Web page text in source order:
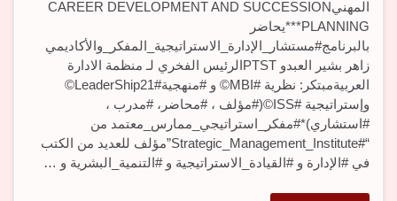
المهنيCAREER DEVELOPMENT AND SUCCESSION
PLANNING***يحاضر
بالبرنامج#مستشار_الإدارة_الاستراتيجية_المفكر_والأكاديمي
زاهر بشير العبدو PTSTالرئيس الفخري لـ منظمة الادارة
العربيةمبتكر: نظرية #MBI© و #منهجية#LeaderShip21©
وإستراتيجية #ISS©(#مؤلف ، #محاضر، #مدرب ،
#استشاري)*#مفكر_استراتيجي_ممارس_معتمد من
“#Strategic_Management_Institute”مؤلف للعديد من الكتب
في #الإدارة و #القيادة_الاستراتيجية و #التنمية_البشرية و …